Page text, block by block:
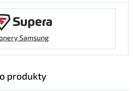
Samsung
produkty